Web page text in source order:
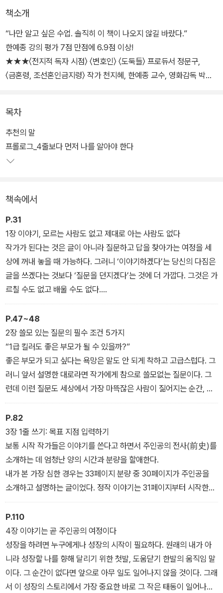
책소개
“나만 알고 싶은 수업. 솔직히 이 책이 나오지 않길 바랐다.”
한예종 강의 평가 7점 만점에 6.9점 이상!
★★★〈전지적 독자 시점〉 〈변호인〉 〈도둑들〉 프로듀서 정문구,
〈금혼령, 조선혼인금지령〉 작가 천지혜, 한예종 교수, 영화감독 박종
작가가 되고픈 당신의 헛고생과 삽질을 줄여 줄
한예종 스토리 비법서
글 쓰는 사람들의 로망인 한예종에서는 과연 어떤 수업을 할까? 한예
다”고 학생들이 입을 모아 극찬하는 수업을 바탕으로 완성된 이 책은
여러 작법서에 흔히 나와 있는 뻔한 공식을 말하지 않는다. 단순히 글
을 잘 쓰기 위한 방법이 아니라, 영화, 드라마, 웹툰, 웹소설 그 어느
쪽으로도 변모할 수 있는 태초의 이야기를 손에 넣는 법을 알려 준다.
이야기를 쓰는 진짜 작가 되는 법 말이다.
영화감독이자 작가인 저자는 20년간 쉴 틈 없이 쓰고 또 영화 현장에
서 부딪히며 비로소 이야기의 정의, 이야기를 가장 빠르게 만나는 방
형식에 적용하고, 트리트먼트를 쓰는 것까지 아주 구체적이고 정확하
시중에 나와 있는 여러 작법서를 읽어 보고, 좋다는 강의도 찾아 들어
봤지만, 막상 내 글에 적용하려면 어디서부터 어떻게 해야 할지 몰라
막막했던 경험을 해 본 사람이라면, 이 책이 더없이 반가울 것이다. 저
자가 안내하는 길을 따라가면, 팔리는 이야기를 쓸 수 있다는, 쓰게 된
다.
목차
추천의 말
프롤로그_4줄보다 먼저 나를 알아야 한다
책속에서
P.31
1장 이야기, 모르는 사람도 없고 제대로 아는 사람도 없다
작가가 된다는 것은 글이 아니라 질문하고 답을 찾아가는 여정을 세
상에 꺼내 놓을 때 가능하다. 그러니 ‘이야기하겠다’는 당신의 다짐은
글을 쓰겠다는 것보다 ‘질문을 던지겠다’는 것에 더 가깝다. 그것은 가
르칠 수도 없고 배울 수도 없다.
작가의 질문은 모든 글의 씨앗이다. 이 씨앗은 마치 작은 생명과도 같
아서 시나리오로 자랄 수도, 소설로 자랄 수도 있다. 당연히 시도 되고
드라마도 된다. 그리고 그 생명이 있는 ‘이야기’야말로 그저 그렇게 흘
러가 버리지 않고 누군가의 가슴에 깊게 남아 때론 그를 살게도 하고,
일어나게도 한다.
P.47~48
2장 쓸모 있는 질문의 필수 조건 5가지
“1급 킬러도 좋은 부모가 될 수 있을까?”
좋은 부모가 되고 싶다는 욕망은 말도 안 되게 착하고 고급스럽다. 그
러니 앞서 설명한 대로라면 작가에게 참으로 쓸모없는 질문이다. 그
런데 이런 질문도 세상에서 가장 마뜩잖은 사람이 짊어지는 순간, 문
제적 질문이 된다.
킬러 주제에 좋은 부모를 꿈꾸다니! 이제 그는 좋은 부모가 되기 위해
그가 할 수 있는 것이라면 뭐든 할 것이다. 시원한 액션 스토리가 되었
든, 지능형 범죄 스릴러가 되었든 질문을 던진 작가는 절대 할 수 없는
것을 킬러는 할 수 있다. 뻔한 질문이지만 적절한 주인공을 만나니 궁
금할 수밖에 없는 훌륭한 질문이 돼 버린 것이다.
‘적절한 주인공’이란, 주인공의 현재와 주인공이 품은 욕망 사이의 아
이러니가 크면 클수록 좋다. 이 간극은 서로에게 굉장한 시너지를 내
어 주인공의 평범한 욕망도 아주 큰 욕망으로 바꾸어 낸다. 학교 선생
님이 좋은 부모가 되기를 욕망하는 이야기와 킬러가 좋은 부모가 되
기를 욕망하는 이야기 중에 어느 것이 더 흥미로울지 생각해 보면 간
단하다.
P.82
3장 1줄 쓰기: 목표 지점 입력하기
보통 시작 작가들은 이야기를 쓴다고 하면서 주인공의 전사(前史)를
소개하는 데 엄청난 양의 시간과 분량을 할애한다.
내가 본 가장 심한 경우는 33페이지 분량 중 30페이지가 주인공을
소개하고 설명하는 글이었다. 정작 이야기는 31페이지부터 시작한다.
주인공을 소개하는 글을 이야기라고 착각해서 이런 일이 벌어진다.
지금 작가에게 필요한 것은 주인공이 욕망을 품게 된 원인을 제공하
는 결정적 상태뿐이다. 이 상태는 이 이야기가 출발할 명분, 이유이자
동력이 된다. 그러니 절대 주저리주저리 쓸 생각하지 말고 여기에 적
어 넣을 것만 생각하면 된다.
P.110
4장 이야기는 곧 주인공의 여정이다
성장을 하려면 누구에게나 성장의 시작이 필요하다. 원래의 내가 아
니라 성장할 나를 향해 달리기 위한 첫발, 도움닫기 한발의 움직임 말
이다. 그 순간이 없다면 앞으로 아무 일도 일어나지 않을 것이다. 그래
서 이 성장의 스토리에서 가장 중요한 바로 그 작은 태동이 일어나야